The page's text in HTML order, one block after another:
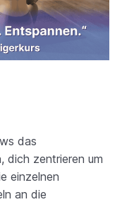
das
dich zentrieren um
einzelnen
an die